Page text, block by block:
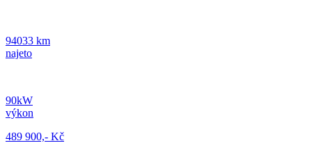
94033 km
najeto
90kW
výkon
489 900,- Kč